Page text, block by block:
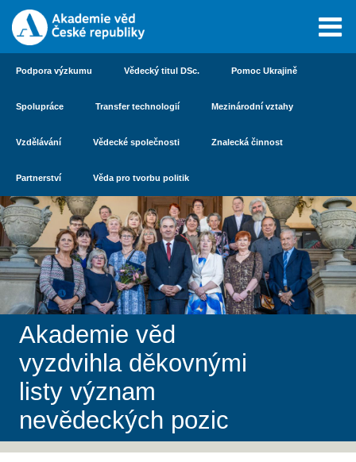
Podpora výzkumu Vědecký titul DSc. Pomoc Ukrajině
Spolupráce Transfer technologií Mezinárodní vztahy
Vzdělávání Vědecké společnosti Znalecká činnost
Partnerství Věda pro tvorbu politik
Akademie věd
vyzdvihla děkovnými
listy význam
nevědeckých pozic